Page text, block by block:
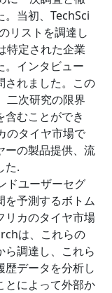
当初、TechSci
リストを調達し
特定された企業
。インタビュー
されました。この
二次研究の限界
むことができ
のタイヤ市場で
ーの製品提供、流
た.
ドユーザーセグ
を予測するボトム
リカのタイヤ市場
は、これらの
ら調達し、これら
歴データを分析し
とによって外部か